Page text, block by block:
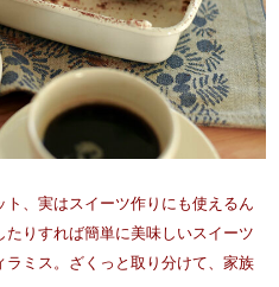
、実はスイーツ作りにも使えるん
りすれば簡単に美味しいスイーツ
ミス。ざくっと取り分けて、家族